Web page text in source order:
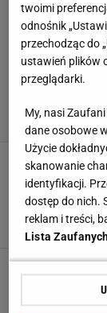
twoimi
odnośnik
przechodząc do
ustawień plików
przeglądarki.
My, nasi
dane osobowe
Użycie
skanowanie
identyfikacji.
dostęp do nich.
reklam i treści,
Lista